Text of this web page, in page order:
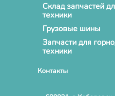
Склад запчастей
техники
Грузовые шины
Запчасти для
техники
Контакты